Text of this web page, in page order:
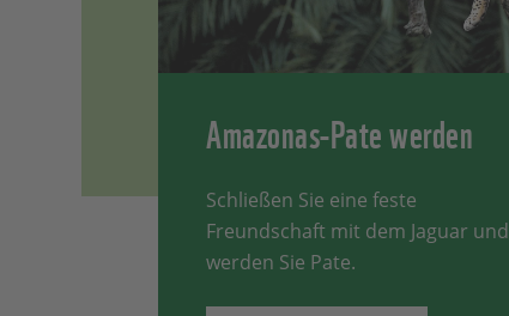
Amazonas-Pate werden
Schließen Sie eine feste
Freundschaft mit dem Jaguar und
werden Sie Pate.